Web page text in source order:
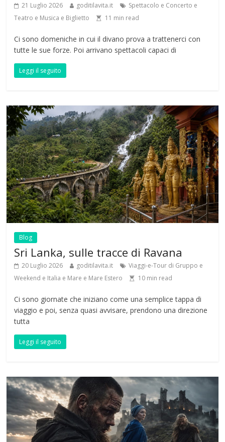
21 Luglio 2026 goditilavita.it
Spettacolo e Concerto e
Teatro e Musica e Biglietto
11 min read
Ci sono domeniche in cui il divano prova a trattenerci con
tutte le sue forze. Poi arrivano spettacoli capaci di
Leggi il seguito
Blog
Sri Lanka, sulle tracce di Ravana
20 Luglio 2026 goditilavita.it
Viaggi-e-Tour di Gruppo e
Weekend e Italia e Mare e Mare Estero
10 min read
Ci sono giornate che iniziano come una semplice tappa di
viaggio e poi, senza quasi avvisare, prendono una direzione
tutta
Leggi il seguito